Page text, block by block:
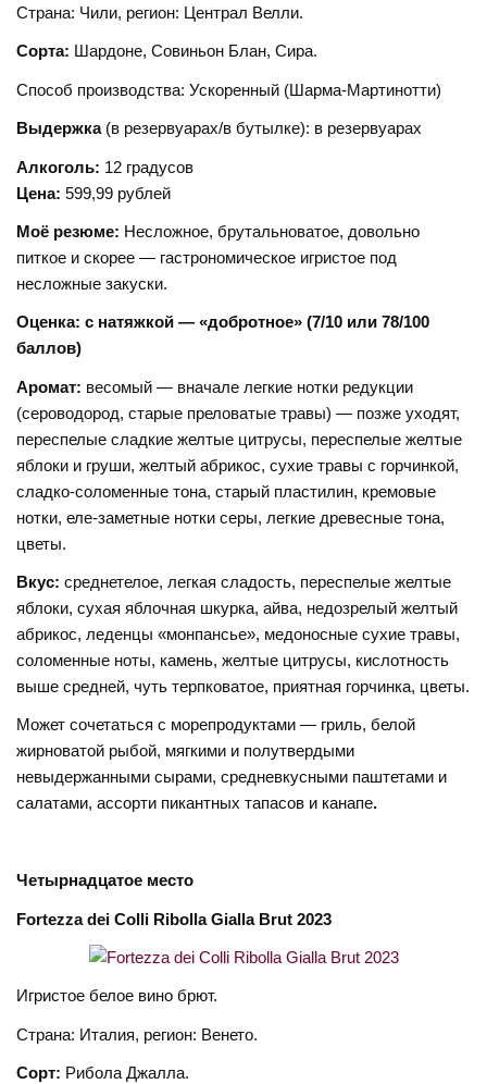
Страна: Чили, регион: Централ Велли.
Сорта: Шардоне, Совиньон Блан, Сира.
Способ производства: Ускоренный (Шарма-Мартинотти)
Выдержка (в резервуарах/в бутылке): в резервуарах
Алкоголь: 12 градусов
Цена: 599,99 рублей
Моё резюме: Несложное, брутальноватое, довольно
питкое и скорее — гастрономическое игристое под
несложные закуски.
Оценка: с натяжкой — «добротное» (7/10 или 78/100
баллов)
Аромат: весомый — вначале легкие нотки редукции
(сероводород, старые преловатые травы) — позже уходят,
переспелые сладкие желтые цитрусы, переспелые желтые
яблоки и груши, желтый абрикос, сухие травы с горчинкой,
сладко-соломенные тона, старый пластилин, кремовые
нотки, еле-заметные нотки серы, легкие древесные тона,
цветы.
Вкус: среднетелое, легкая сладость, переспелые желтые
яблоки, сухая яблочная шкурка, айва, недозрелый желтый
абрикос, леденцы «монпансье», медоносные сухие травы,
соломенные ноты, камень, желтые цитрусы, кислотность
выше средней, чуть терпковатое, приятная горчинка, цветы.
Может сочетаться с морепродуктами — гриль, белой
жирноватой рыбой, мягкими и полутвердыми
невыдержанными сырами, средневкусными паштетами и
салатами, ассорти пикантных тапасов и канапе.
Четырнадцатое место
Fortezza dei Colli Ribolla Gialla Brut 2023
Игристое белое вино брют.
Страна: Италия, регион: Венето.
Сорт: Рибола Джалла.